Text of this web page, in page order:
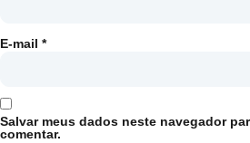
E-mail *
Salvar meus dados neste navegador
comentar.